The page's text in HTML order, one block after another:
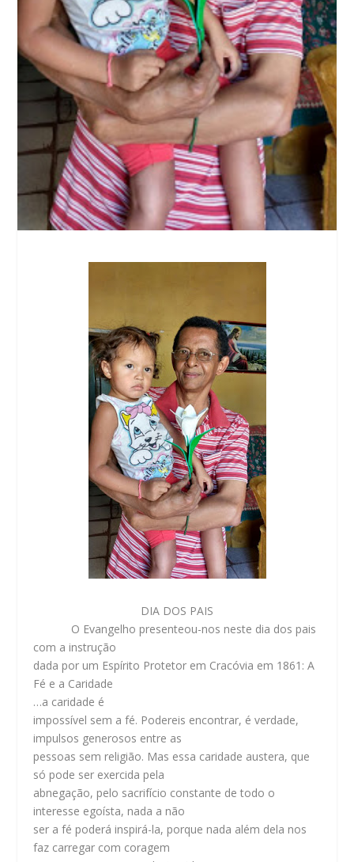
DIA DOS PAIS
O Evangelho presenteou-nos neste dia dos pais
com a instrução
dada por um Espírito Protetor em Cracóvia em 1861: A
Fé e a Caridade
…a caridade é
impossível sem a fé. Podereis encontrar, é verdade,
impulsos generosos entre as
pessoas sem religião. Mas essa caridade austera, que
só pode ser exercida pela
abnegação, pelo sacrifício constante de todo o
interesse egoísta, nada a não
ser a fé poderá inspirá-la, porque nada além dela nos
faz carregar com coragem